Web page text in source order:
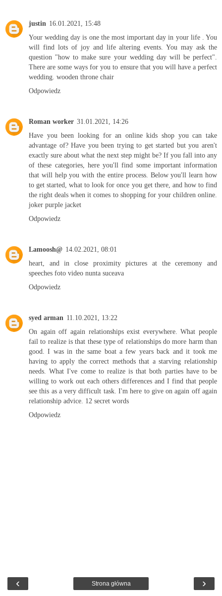
justin 16.01.2021, 15:48
Your wedding day is one the most important day in your life . You
will find lots of joy and life altering events. You may ask the
question "how to make sure your wedding day will be perfect".
There are some ways for you to ensure that you will have a perfect
wedding. wooden throne chair
Odpowiedz
Roman worker 31.01.2021, 14:26
Have you been looking for an online kids shop you can take
advantage of? Have you been trying to get started but you aren't
exactly sure about what the next step might be? If you fall into any
of these categories, here you'll find some important information
that will help you with the entire process. Below you'll learn how
to get started, what to look for once you get there, and how to find
the right deals when it comes to shopping for your children online.
joker purple jacket
Odpowiedz
Lamoosh@ 14.02.2021, 08:01
heart, and in close proximity pictures at the ceremony and
speeches foto video nunta suceava
Odpowiedz
syed arman 11.10.2021, 13:22
On again off again relationships exist everywhere. What people
fail to realize is that these type of relationships do more harm than
good. I was in the same boat a few years back and it took me
having to apply the correct methods that a starving relationship
needs. What I've come to realize is that both parties have to be
willing to work out each others differences and I find that people
see this as a very difficult task. I'm here to give on again off again
relationship advice. 12 secret words
Odpowiedz
‹ ›
Strona główna